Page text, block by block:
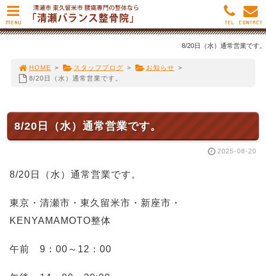
8/20日（水）通常営業です。
HOME > スタッフブログ > お知らせ >
8/20日（水）通常営業です。
8/20日（水）通常営業です。
2025-08-20
8/20日（水）通常営業です。
東京・清瀬市・東久留米市・新座市・
KENYAMAMOTO整体
午前 9：00～12：00
MENU CONTACT
TEL